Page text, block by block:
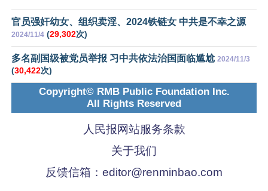
官员强奸幼女、组织卖淫、2024铁链女 中共是不幸之源
2024/11/4 (29,302次)
多名副国级被党员举报 习中共依法治国面临尴尬 2024/11/3
(30,422次)
Copyright© RMB Public Foundation Inc.
All Rights Reserved
人民报网站服务条款
关于我们
反馈信箱： editor@renminbao.com